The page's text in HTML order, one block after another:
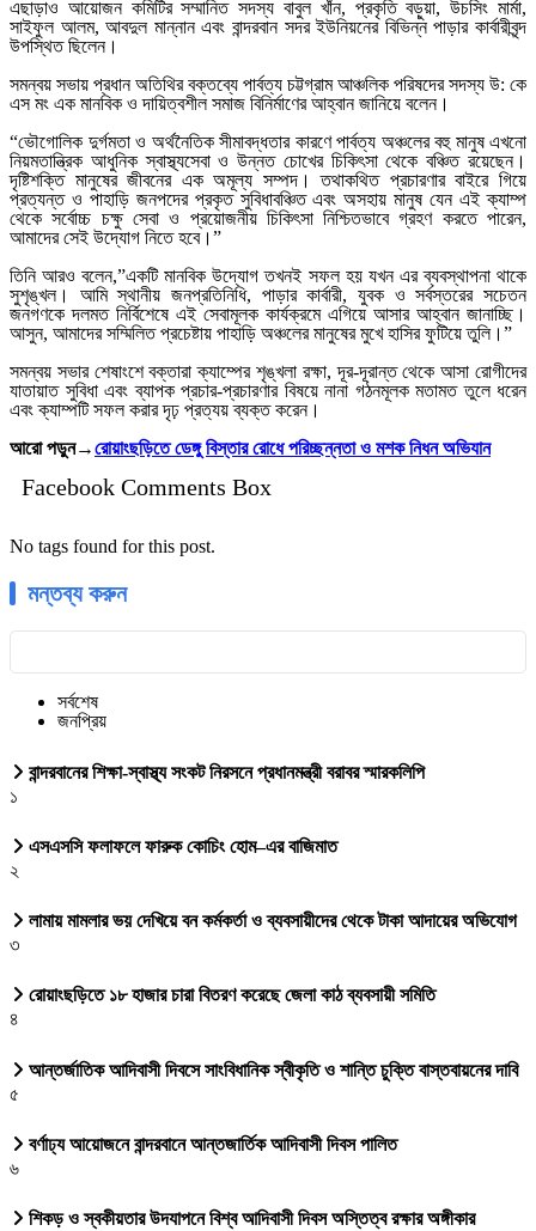
এছাড়াও আয়োজন কমিটির সম্মানিত সদস্য বাবুল খাঁন, প্রকৃতি বড়ুয়া, উচসিং মার্মা,
সাইফুল আলম, আবদুল মান্নান এবং বান্দরবান সদর ইউনিয়নের বিভিন্ন পাড়ার কার্বারীবৃন্দ
উপস্থিত ছিলেন।
সমন্বয় সভায় প্রধান অতিথির বক্তব্যে পার্বত্য চট্টগ্রাম আঞ্চলিক পরিষদের সদস্য উ: কে
এস মং এক মানবিক ও দায়িত্বশীল সমাজ বিনির্মাণের আহ্বান জানিয়ে বলেন।
“ভৌগোলিক দুর্গমতা ও অর্থনৈতিক সীমাবদ্ধতার কারণে পার্বত্য অঞ্চলের বহু মানুষ এখনো
নিয়মতান্ত্রিক আধুনিক স্বাস্থ্যসেবা ও উন্নত চোখের চিকিৎসা থেকে বঞ্চিত রয়েছেন।
দৃষ্টিশক্তি মানুষের জীবনের এক অমূল্য সম্পদ। তথাকথিত প্রচারণার বাইরে গিয়ে
প্রত্যন্ত ও পাহাড়ি জনপদের প্রকৃত সুবিধাবঞ্চিত এবং অসহায় মানুষ যেন এই ক্যাম্প
থেকে সর্বোচ্চ চক্ষু সেবা ও প্রয়োজনীয় চিকিৎসা নিশ্চিতভাবে গ্রহণ করতে পারেন,
আমাদের সেই উদ্যোগ নিতে হবে।”
তিনি আরও বলেন,”একটি মানবিক উদ্যোগ তখনই সফল হয় যখন এর ব্যবস্থাপনা থাকে
সুশৃঙ্খল। আমি স্থানীয় জনপ্রতিনিধি, পাড়ার কার্বারী, যুবক ও সর্বস্তরের সচেতন
জনগণকে দলমত নির্বিশেষে এই সেবামূলক কার্যক্রমে এগিয়ে আসার আহ্বান জানাচ্ছি।
আসুন, আমাদের সম্মিলিত প্রচেষ্টায় পাহাড়ি অঞ্চলের মানুষের মুখে হাসির ফুটিয়ে তুলি।”
সমন্বয় সভার শেষাংশে বক্তারা ক্যাম্পের শৃঙ্খলা রক্ষা, দূর-দূরান্ত থেকে আসা রোগীদের
যাতায়াত সুবিধা এবং ব্যাপক প্রচার-প্রচারণার বিষয়ে নানা গঠনমূলক মতামত তুলে ধরেন
এবং ক্যাম্পটি সফল করার দৃঢ় প্রত্যয় ব্যক্ত করেন।
আরো পড়ুন→রোয়াংছড়িতে ডেঙ্গু বিস্তার রোধে পরিচ্ছন্নতা ও মশক নিধন অভিযান
Facebook Comments Box
No tags found for this post.
মন্তব্য করুন
সর্বশেষ
জনপ্রিয়
বান্দরবানের শিক্ষা-স্বাস্থ্য সংকট নিরসনে প্রধানমন্ত্রী বরাবর স্মারকলিপি
১
এসএসসি ফলাফলে ফারুক কোচিং হোম–এর বাজিমাত
২
লামায় মামলার ভয় দেখিয়ে বন কর্মকর্তা ও ব্যবসায়ীদের থেকে টাকা আদায়ের অভিযোগ
৩
রোয়াংছড়িতে ১৮ হাজার চারা বিতরণ করেছে জেলা কাঠ ব্যবসায়ী সমিতি
৪
আন্তর্জাতিক আদিবাসী দিবসে সাংবিধানিক স্বীকৃতি ও শান্তি চুক্তি বাস্তবায়নের দাবি
৫
বর্ণাঢ্য আয়োজনে বান্দরবানে আন্তজার্তিক আদিবাসী দিবস পালিত
৬
শিকড় ও স্বকীয়তার উদযাপনে বিশ্ব আদিবাসী দিবস অস্তিত্ব রক্ষার অঙ্গীকার